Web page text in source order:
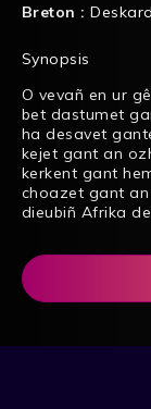
Breton :Deskard
Synopsis
O vevañ en ur
bet dastumet
ha desavet
kejet gant an
kerkent gant
choazet gant
dieubiñ Afrika